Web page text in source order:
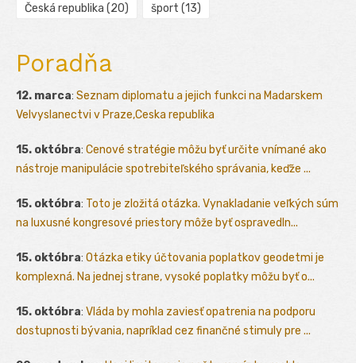
Česká republika (20) šport (13)
Poradňa
12. marca: Seznam diplomatu a jejich funkci na Madarskem
Velvyslanectvi v Praze,Ceska republika
15. októbra: Cenové stratégie môžu byť určite vnímané ako
nástroje manipulácie spotrebiteľského správania, keďže ...
15. októbra: Toto je zložitá otázka. Vynakladanie veľkých súm
na luxusné kongresové priestory môže byť ospravedln...
15. októbra: Otázka etiky účtovania poplatkov geodetmi je
komplexná. Na jednej strane, vysoké poplatky môžu byť o...
15. októbra: Vláda by mohla zaviesť opatrenia na podporu
dostupnosti bývania, napríklad cez finančné stimuly pre ...